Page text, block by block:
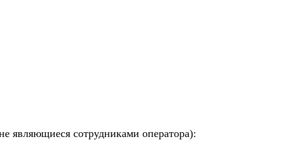
являющиеся сотрудниками оператора):